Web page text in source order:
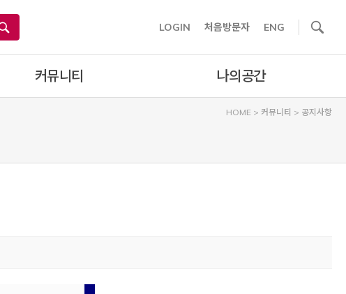
LOGIN 처음방문자 ENG
커뮤니티 나의공간
HOME > 커뮤니티 > 공지사항